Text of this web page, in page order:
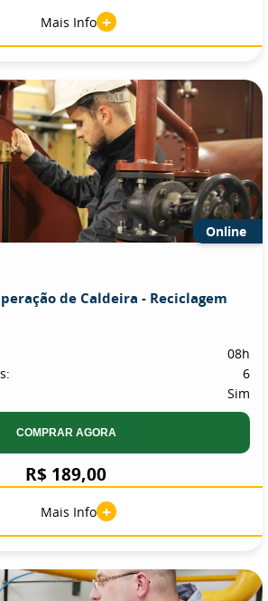
Mais Info +
Online
de Caldeira - Reciclagem
08h
6
Sim
COMPRAR AGORA
R$ 189,00
Mais Info +